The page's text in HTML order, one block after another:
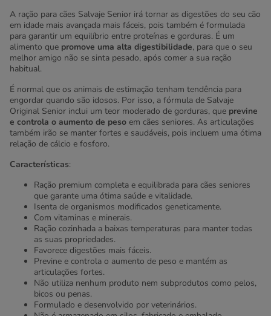
A ração para cães Salvaje Senior irá tornar as digestões do seu cão
em idade mais avançada mais fáceis, pois também é formulada
para garantir um equilíbrio entre proteínas e gorduras. É um
alimento que promove uma alta digestibilidade, para que o seu
melhor amigo não se sinta pesado, após comer a sua ração
habitual.
É normal que os animais de estimação tenham tendência para
engordar quando são idosos. Por isso, a fórmula de Salvaje
Original Senior inclui um teor moderado de gorduras, que previne
e controla o aumento de peso em cães seniores. As articulações
também irão se manter fortes e saudáveis, pois incluem uma ótima
relação de cálcio e fosforo.
Características:
Ração premium completa e equilibrada para cães seniores
que garante uma ótima saúde e vitalidade.
Isenta de organismos modificados geneticamente.
Com vitaminas e minerais.
Ração cozinhada a baixas temperaturas para manter todas
as suas propriedades.
Favorece digestões mais fáceis.
Previne e controla o aumento de peso e mantém as
articulações fortes.
Não utiliza nenhum produto nem subprodutos como pelos,
bicos ou penas.
Formulado e desenvolvido por veterinários.